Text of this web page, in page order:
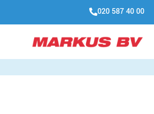
020 587 40 00